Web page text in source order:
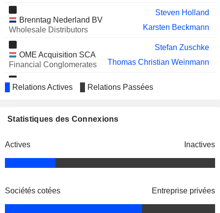
Brenntag Nederland BV
Wholesale Distributors
Steven Holland
Karsten Beckmann
OME Acquisition SCA
Financial Conglomerates
Stefan Zuschke
Thomas Christian Weinmann
OME Investment
Industrie eV
Christian Kohlpaintner
Brenntag Management GmbH
Steven Holland
Relations Actives Relations Passées
Statistiques des Connexions
Actives Inactives
Sociétés cotées Entreprise privées